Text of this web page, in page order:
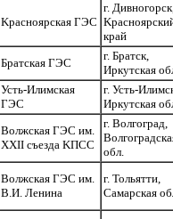
Kрасноярская ГЭС
г.
край
Братская ГЭС
г. Братск,
Иркутская
Усть-Илимская
ГЭС
г. Усть-
Иркутская
Волжская ГЭС им.
XXII съезда KПСС
г. Волгоград,
обл.
Волжская ГЭС им.
В.И. Ленина
г. Тольятти,
Самарская